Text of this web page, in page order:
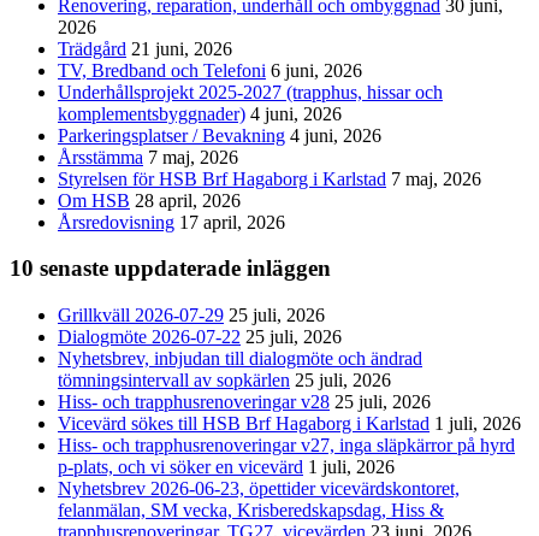
Renovering, reparation, underhåll och ombyggnad 30 juni,
2026
Trädgård 21 juni, 2026
TV, Bredband och Telefoni 6 juni, 2026
Underhållsprojekt 2025-2027 (trapphus, hissar och
komplementsbyggnader) 4 juni, 2026
Parkeringsplatser / Bevakning 4 juni, 2026
Årsstämma 7 maj, 2026
Styrelsen för HSB Brf Hagaborg i Karlstad 7 maj, 2026
Om HSB 28 april, 2026
Årsredovisning 17 april, 2026
10 senaste uppdaterade inläggen
Grillkväll 2026-07-29 25 juli, 2026
Dialogmöte 2026-07-22 25 juli, 2026
Nyhetsbrev, inbjudan till dialogmöte och ändrad
tömningsintervall av sopkärlen 25 juli, 2026
Hiss- och trapphusrenoveringar v28 25 juli, 2026
Vicevärd sökes till HSB Brf Hagaborg i Karlstad 1 juli, 2026
Hiss- och trapphusrenoveringar v27, inga släpkärror på hyrd
p-plats, och vi söker en vicevärd 1 juli, 2026
Nyhetsbrev 2026-06-23, öpettider vicevärdskontoret,
felanmälan, SM vecka, Krisberedskapsdag, Hiss &